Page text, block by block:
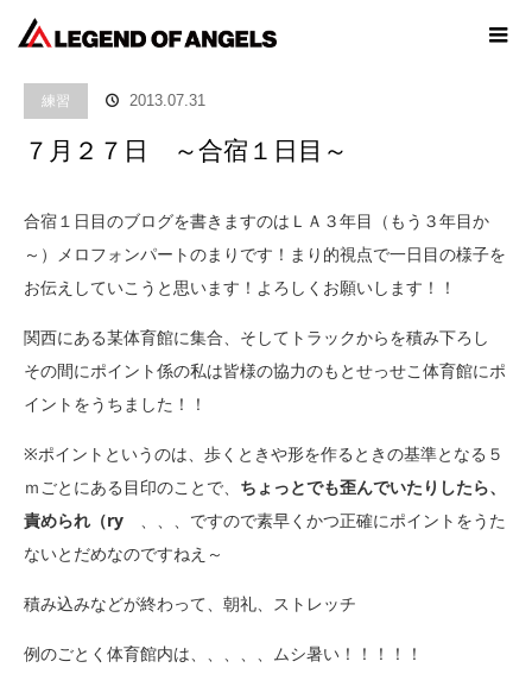
ブログ
練習 ７月２７日 ～合宿１日目～
練習 2013.07.31
７月２７日 ～合宿１日目～
合宿１日目のブログを書きますのはＬＡ３年目（もう３年目か
～）メロフォンパートのまりです！まり的視点で一日目の様子を
お伝えしていこうと思います！よろしくお願いします！！
関西にある某体育館に集合、そしてトラックからを積み下ろし
その間にポイント係の私は皆様の協力のもとせっせこ体育館にポ
イントをうちました！！
※ポイントというのは、歩くときや形を作るときの基準となる５
ｍごとにある目印のことで、 ちょっとでも歪んでいたりしたら、
責められ（ry 、、、ですので素早くかつ正確にポイントをうた
ないとだめなのですねえ～
積み込みなどが終わって、朝礼、ストレッチ
例のごとく体育館内は、、、、、ムシ暑い！！！！！